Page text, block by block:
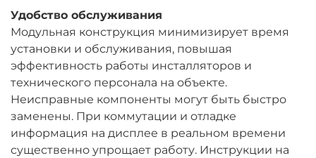
Удобство обслуживания
Модульная конструкция минимизирует время
установки и обслуживания, повышая
эффективность работы инсталляторов и
технического персонала на объекте.
Неисправные компоненты могут быть быстро
заменены. При коммутации и отладке
информация на дисплее в реальном времени
существенно упрощает работу. Инструкции на